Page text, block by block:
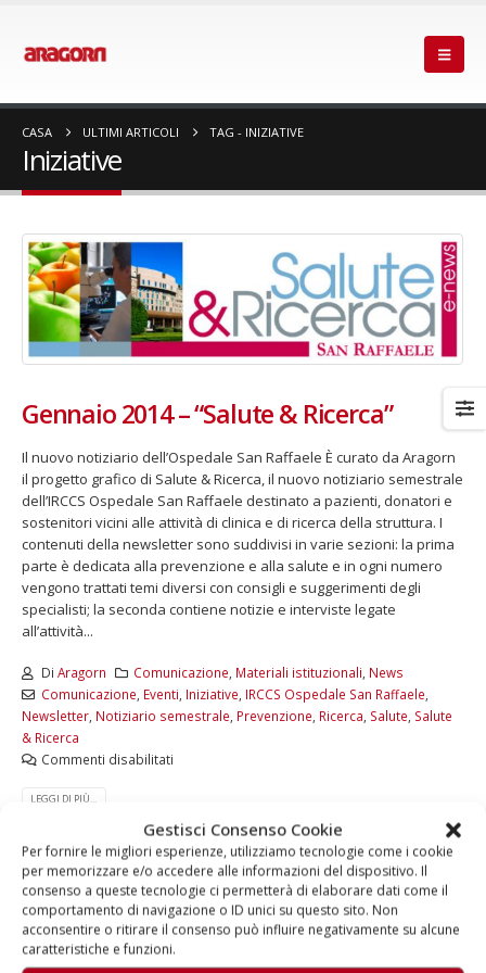
Gestisci Consenso Cookie
Per fornire le migliori esperienze, utilizziamo tecnologie come i cookie
per memorizzare e/o accedere alle informazioni del dispositivo. Il
consenso a queste tecnologie ci permetterà di elaborare dati come il
comportamento di navigazione o ID unici su questo sito. Non
acconsentire o ritirare il consenso può influire negativamente su alcune
caratteristiche e funzioni.
CASA ULTIMI ARTICOLI TAG - INIZIATIVE
Iniziative
Gennaio 2014 – “Salute & Ricerca”
Il nuovo notiziario dell’Ospedale San Raffaele È curato da Aragorn
il progetto grafico di Salute & Ricerca, il nuovo notiziario semestrale
dell’IRCCS Ospedale San Raffaele destinato a pazienti, donatori e
sostenitori vicini alle attività di clinica e di ricerca della struttura. I
contenuti della newsletter sono suddivisi in varie sezioni: la prima
parte è dedicata alla prevenzione e alla salute e in ogni numero
vengono trattati temi diversi con consigli e suggerimenti degli
specialisti; la seconda contiene notizie e interviste legate
all’attività...
Di Aragorn Comunicazione Materiali istituzionali News
Comunicazione Eventi Iniziative IRCCS Ospedale San Raffaele
Newsletter Notiziario semestrale Prevenzione Ricerca Salute Salute
& Ricerca
Commenti disabilitati
LEGGI DI PIÙ...